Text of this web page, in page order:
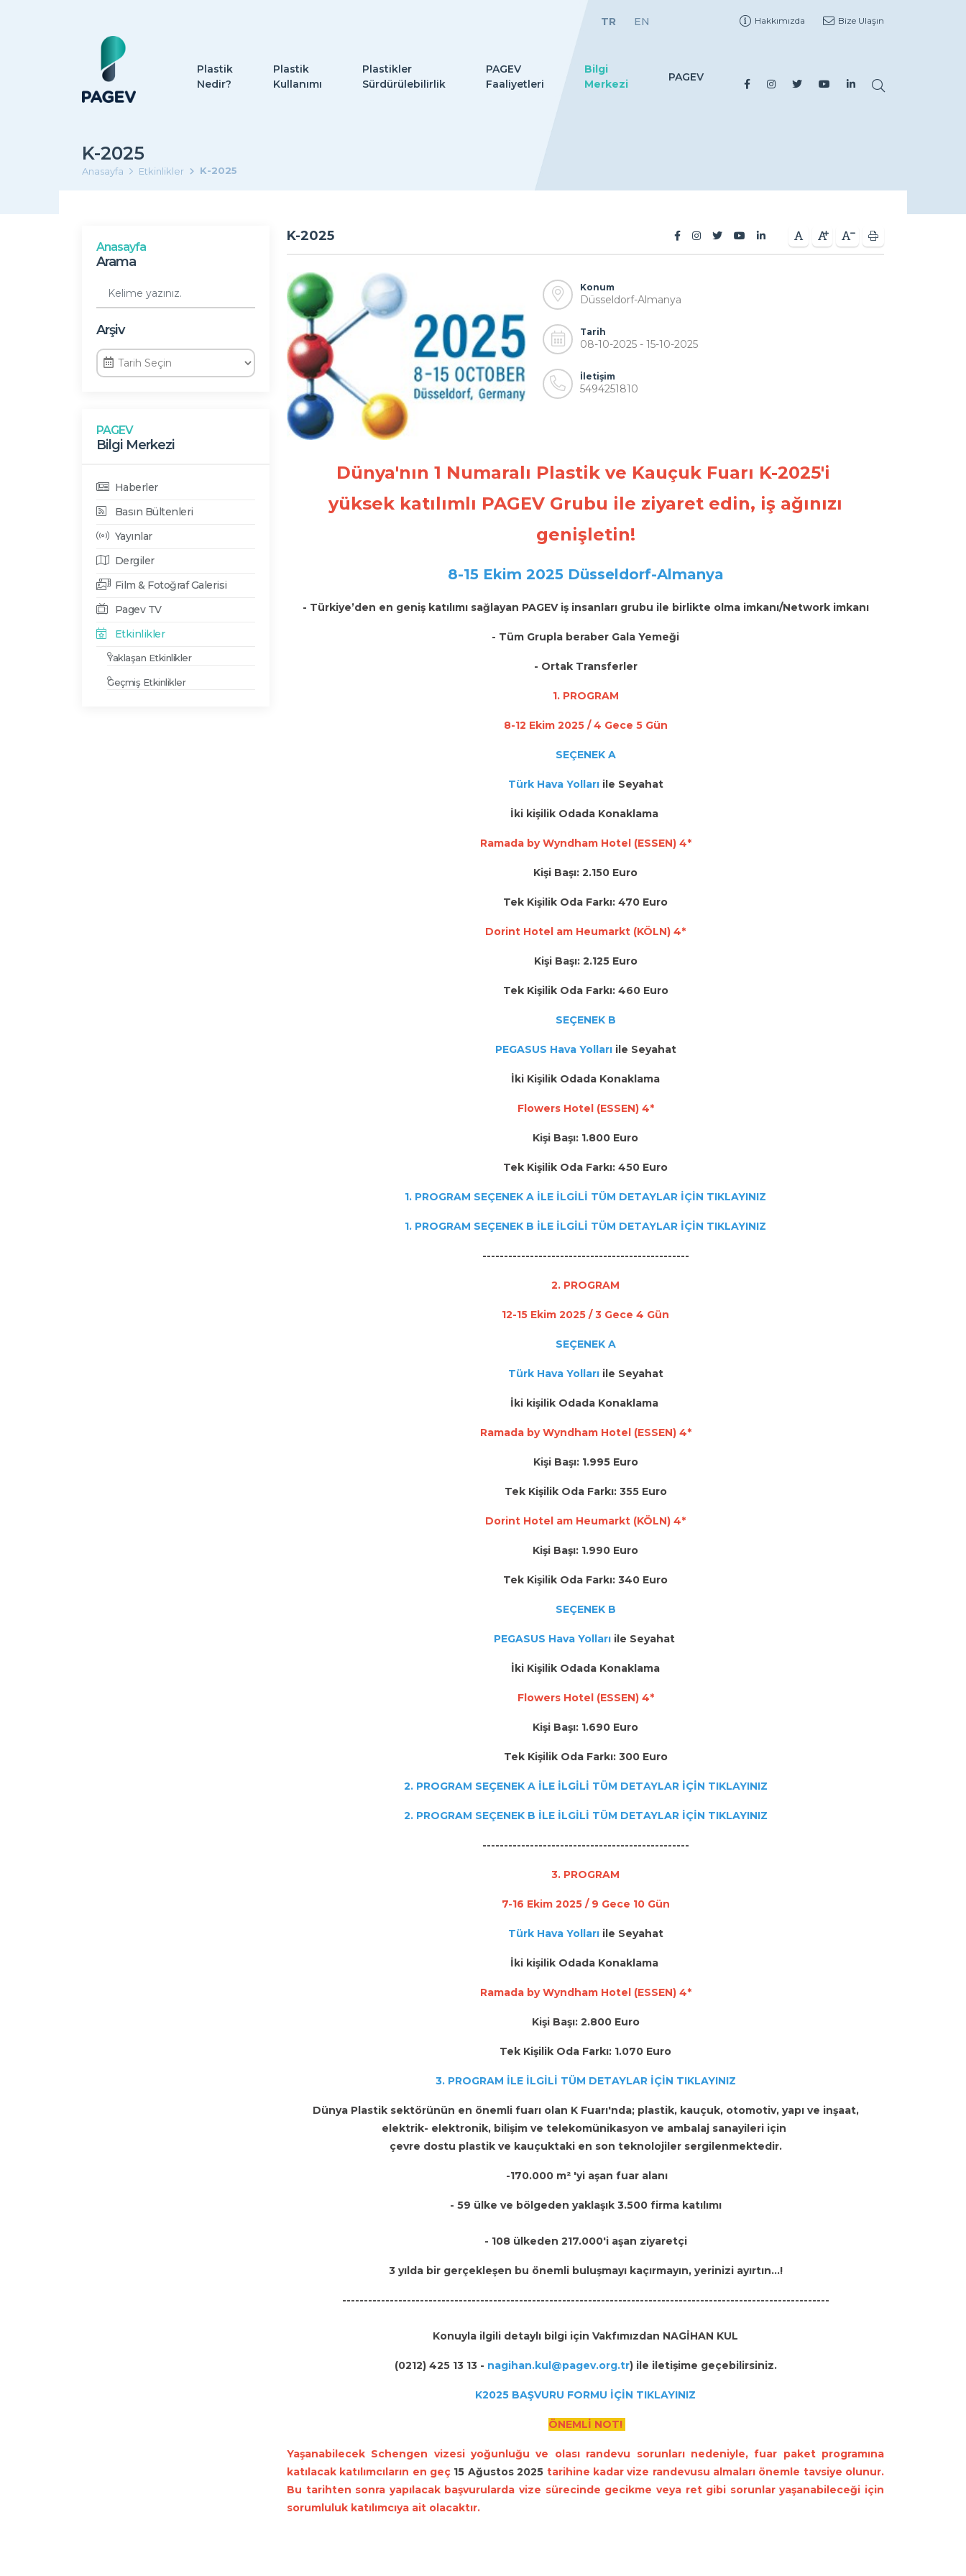
TR EN Hakkımızda Bize Ulaşın
Plastik
Nedir?
Plastik
Kullanımı
Plastikler
Sürdürülebilirlik
PAGEV
Faaliyetleri
Bilgi
Merkezi
PAGEV
K-2025
Anasayfa Etkinlikler K-2025
Anasayfa
Arama
Arşiv
PAGEV
Bilgi Merkezi
Haberler
Basın Bültenleri
Yayınlar
Dergiler
Film & Fotoğraf Galerisi
Pagev TV
Etkinlikler
Yaklaşan Etkinlikler
Geçmiş Etkinlikler
K-2025
Konum
Düsseldorf-Almanya
Tarih
08-10-2025 - 15-10-2025
İletişim
5494251810
Dünya'nın 1 Numaralı Plastik ve Kauçuk Fuarı K-2025'i
yüksek katılımlı PAGEV Grubu ile ziyaret edin, iş ağınızı
genişletin!
8-15 Ekim 2025 Düsseldorf-Almanya
- Türkiye’den en geniş katılımı sağlayan PAGEV iş insanları grubu ile birlikte olma imkanı/Network imkanı
- Tüm Grupla beraber Gala Yemeği
- Ortak Transferler
1. PROGRAM
8-12 Ekim 2025 / 4 Gece 5 Gün
SEÇENEK A
Türk Hava Yollarıile Seyahat
İki kişilik Odada Konaklama
Ramada by Wyndham Hotel (ESSEN) 4*
Kişi Başı: 2.150 Euro
Tek Kişilik Oda Farkı: 470 Euro
Dorint Hotel am Heumarkt (KÖLN) 4*
Kişi Başı: 2.125 Euro
Tek Kişilik Oda Farkı: 460 Euro
SEÇENEK B
PEGASUS Hava Yollarıile Seyahat
İki Kişilik Odada Konaklama
Flowers Hotel (ESSEN) 4*
Kişi Başı: 1.800 Euro
Tek Kişilik Oda Farkı: 450 Euro
1. PROGRAM SEÇENEK A İLE İLGİLİ TÜM DETAYLAR İÇİN TIKLAYINIZ
1. PROGRAM SEÇENEK B İLE İLGİLİ TÜM DETAYLAR İÇİN TIKLAYINIZ
------------------------------------------------
2. PROGRAM
12-15 Ekim 2025 / 3 Gece 4 Gün
SEÇENEK A
Türk Hava Yollarıile Seyahat
İki kişilik Odada Konaklama
Ramada by Wyndham Hotel (ESSEN) 4*
Kişi Başı: 1.995 Euro
Tek Kişilik Oda Farkı: 355 Euro
Dorint Hotel am Heumarkt (KÖLN) 4*
Kişi Başı: 1.990 Euro
Tek Kişilik Oda Farkı: 340 Euro
SEÇENEK B
PEGASUS Hava Yollarıile Seyahat
İki Kişilik Odada Konaklama
Flowers Hotel (ESSEN) 4*
Kişi Başı: 1.690 Euro
Tek Kişilik Oda Farkı: 300 Euro
2. PROGRAM SEÇENEK A İLE İLGİLİ TÜM DETAYLAR İÇİN TIKLAYINIZ
2. PROGRAM SEÇENEK B İLE İLGİLİ TÜM DETAYLAR İÇİN TIKLAYINIZ
------------------------------------------------
3. PROGRAM
7-16 Ekim 2025 / 9 Gece 10 Gün
Türk Hava Yollarıile Seyahat
İki kişilik Odada Konaklama
Ramada by Wyndham Hotel (ESSEN) 4*
Kişi Başı: 2.800 Euro
Tek Kişilik Oda Farkı: 1.070 Euro
3. PROGRAM İLE İLGİLİ TÜM DETAYLAR İÇİN TIKLAYINIZ
Dünya Plastik sektörünün en önemli fuarı olan K Fuarı'nda; plastik, kauçuk, otomotiv, yapı ve inşaat,
elektrik- elektronik, bilişim ve telekomünikasyon ve ambalaj sanayileri için
çevre dostu plastik ve kauçuktaki en son teknolojiler sergilenmektedir.
-170.000 m² 'yi aşan fuar alanı
- 59 ülke ve bölgeden yaklaşık 3.500 firma katılımı
- 108 ülkeden 217.000'i aşan ziyaretçi
3 yılda bir gerçekleşen bu önemli buluşmayı kaçırmayın, yerinizi ayırtın...!
-----------------------------------------------------------------------------------------------------------------
Konuyla ilgili detaylı bilgi için Vakfımızdan NAGİHAN KUL
(0212) 425 13 13 - nagihan.kul@pagev.org.tr) ile iletişime geçebilirsiniz.
K2025 BAŞVURU FORMU İÇİN TIKLAYINIZ
ÖNEMLİ NOT!
Yaşanabilecek Schengen vizesi yoğunluğu ve olası randevu sorunları nedeniyle, fuar paket programına
katılacak katılımcıların en geç 15 Ağustos 2025 tarihine kadar vize randevusu almaları önemle tavsiye olunur.
Bu tarihten sonra yapılacak başvurularda vize sürecinde gecikme veya ret gibi sorunlar yaşanabileceği için
sorumluluk katılımcıya ait olacaktır.